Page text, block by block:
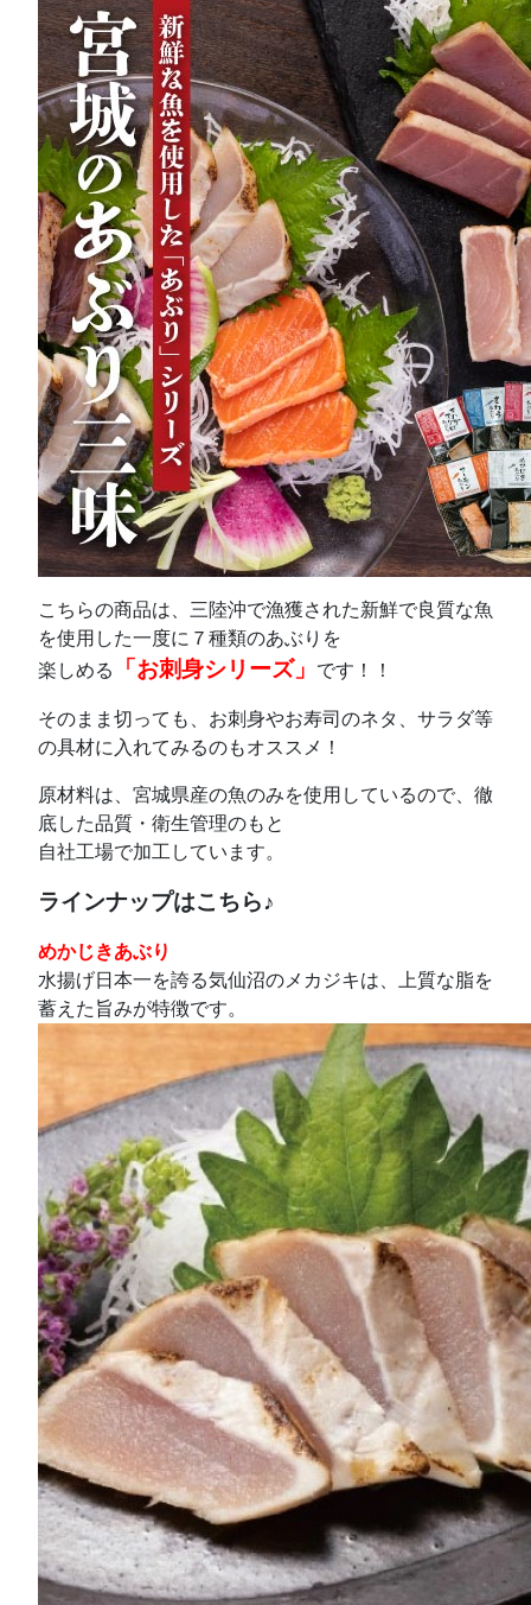
こちらの商品は、三陸沖で漁獲された新鮮で良質な魚
を使用した一度に７種類のあぶりを
楽しめる
「お刺身シリーズ」 です！！
そのまま切っても、お刺身やお寿司のネタ、サラダ等
の具材に入れてみるのもオススメ！
原材料は、宮城県産の魚のみを使用しているので、徹
底した品質・衛生管理のもと
自社工場で加工しています。
ラインナップはこちら♪
めかじきあぶり
水揚げ日本一を誇る気仙沼のメカジキは、上質な脂を
蓄えた旨みが特徴です。